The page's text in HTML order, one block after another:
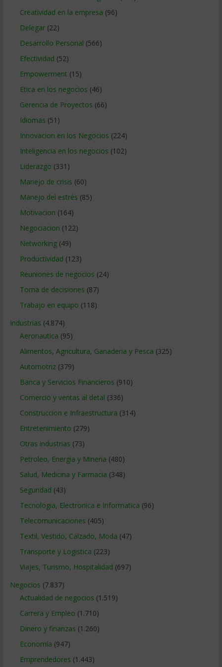
Creatividad en la empresa (96)
Delegar(22)
Desarrollo Personal (566)
Efectividad (52)
Empowerment (15)
Etica en los negocios (46)
Gerencia de Proyectos (66)
Idiomas (51)
Innovacion en los Negocios (224)
Inteligencia en los negocios (102)
Liderazgo (331)
Manejo de crisis (60)
Manejo del estrés (85)
Motivacion (164)
Negociacion (122)
Networking(49)
Productividad (123)
Reuniones de negocios (24)
Toma de decisiones (87)
Trabajo en equipo (118)
Industrias (4.874)
Aeronautica (95)
Alimentos, Agricultura, Ganaderia y Pesca (325)
Automotriz(379)
Banca y Servicios Financieros (910)
Comercio y ventas al detal (336)
Construccion e Infraestructura (314)
Entretenimiento (279)
Otras industrias (73)
Petroleo, Energia y Mineria (480)
Salud, Medicina y Farmacia (348)
Seguridad (43)
Tecnologia, Electronica e Informatica (96)
Telecomunicaciones (405)
Textil, Vestido, Calzado, Moda (47)
Transporte y Logistica (223)
Viajes, Turismo, Hospitalidad (697)
Negocios (7.837)
Actualidad de negocios (1.519)
Carrera y Empleo (1.710)
Dinero y finanzas (1.260)
Economía (947)
Emprendedores (1.443)